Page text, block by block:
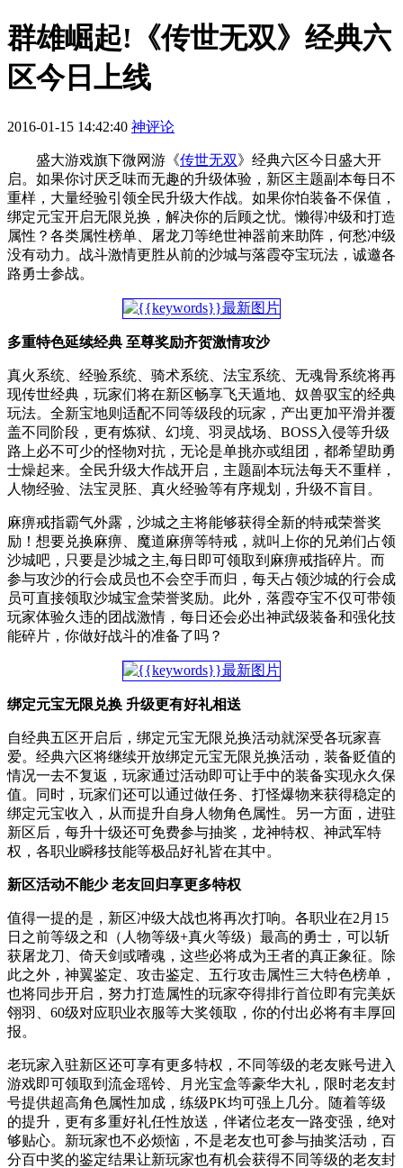
群雄崛起!《传世无双》经典六
区今日上线
2016-01-15 14:42:40 神评论
盛大游戏旗下微网游《传世无双》经典六区今日盛大开
启。如果你讨厌乏味而无趣的升级体验，新区主题副本每日不
重样，大量经验引领全民升级大作战。如果你怕装备不保值，
绑定元宝开启无限兑换，解决你的后顾之忧。懒得冲级和打造
属性？各类属性榜单、屠龙刀等绝世神器前来助阵，何愁冲级
没有动力。战斗激情更胜从前的沙城与落霞夺宝玩法，诚邀各
路勇士参战。
多重特色延续经典 至尊奖励齐贺激情攻沙
真火系统、经验系统、骑术系统、法宝系统、无魂骨系统将再
现传世经典，玩家们将在新区畅享飞天遁地、奴兽驭宝的经典
玩法。全新宝地则适配不同等级段的玩家，产出更加平滑并覆
盖不同阶段，更有炼狱、幻境、羽灵战场、BOSS入侵等升级
路上必不可少的怪物对抗，无论是单挑亦或组团，都希望助勇
士燥起来。全民升级大作战开启，主题副本玩法每天不重样，
人物经验、法宝灵胚、真火经验等有序规划，升级不盲目。
麻痹戒指霸气外露，沙城之主将能够获得全新的特戒荣誉奖
励！想要兑换麻痹、魔道麻痹等特戒，就叫上你的兄弟们占领
沙城吧，只要是沙城之主,每日即可领取到麻痹戒指碎片。而
参与攻沙的行会成员也不会空手而归，每天占领沙城的行会成
员可直接领取沙城宝盒荣誉奖励。此外，落霞夺宝不仅可带领
玩家体验久违的团战激情，每日还会必出神武级装备和强化技
能碎片，你做好战斗的准备了吗？
绑定元宝无限兑换 升级更有好礼相送
自经典五区开启后，绑定元宝无限兑换活动就深受各玩家喜
爱。经典六区将继续开放绑定元宝无限兑换活动，装备贬值的
情况一去不复返，玩家通过活动即可让手中的装备实现永久保
值。同时，玩家们还可以通过做任务、打怪爆物来获得稳定的
绑定元宝收入，从而提升自身人物角色属性。另一方面，进驻
新区后，每升十级还可免费参与抽奖，龙神特权、神武军特
权，各职业瞬移技能等极品好礼皆在其中。
新区活动不能少 老友回归享更多特权
值得一提的是，新区冲级大战也将再次打响。各职业在2月15
日之前等级之和（人物等级+真火等级）最高的勇士，可以斩
获屠龙刀、倚天剑或嗜魂，这些必将成为王者的真正象征。除
此之外，神翼鉴定、攻击鉴定、五行攻击属性三大特色榜单，
也将同步开启，努力打造属性的玩家夺得排行首位即有完美妖
翎羽、60级对应职业衣服等大奖领取，你的付出必将有丰厚回
报。
老玩家入驻新区还可享有更多特权，不同等级的老友账号进入
游戏即可领取到流金瑶铃、月光宝盒等豪华大礼，限时老友封
号提供超高角色属性加成，练级PK均可强上几分。随着等级
的提升，更有多重好礼任性放送，伴诸位老友一路变强，绝对
够贴心。新玩家也不必烦恼，不是老友也可参与抽奖活动，百
分百中奖的鉴定结果让新玩家也有机会获得不同等级的老友封